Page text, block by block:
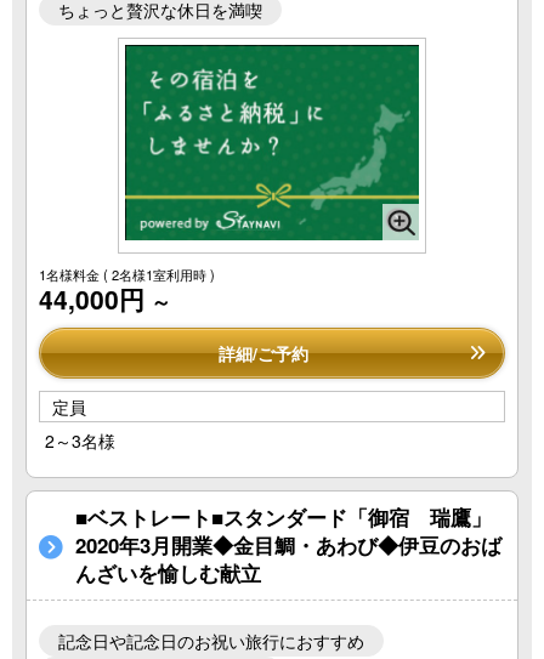
ちょっと贅沢な休日を満喫
1名様料金( 2名様1室利用時 )
44,000円 ～
詳細/ご予約
定員
2～3名様
■ベストレート■スタンダード「御宿 瑞鷹」
2020年3月開業◆金目鯛・あわび◆伊豆のおば
んざいを愉しむ献立
記念日や記念日のお祝い旅行におすすめ